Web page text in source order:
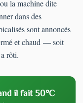
la machine dite
dans des
sont annoncés
et chaud — soit
rôti.
il fait 50°C